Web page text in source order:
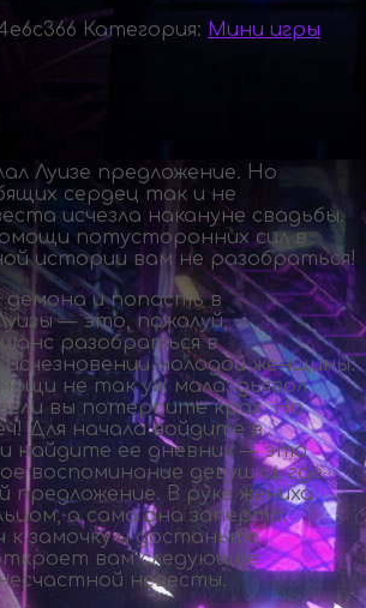
Категория: Мини игры
Луизе предложение. Но
сердец так и не
исчезла накануне свадьбы.
потусторонних сил в
истории вам не разобраться!
демона и попасть в
— это, пожалуй,
разобраться в
молодой женщины.
не так уж мала: дьявол
вы потерпите крах. Но
Для начала войдите в
найдите ее дневник — это
воспоминание девушки, где
предложение. В руке жениха
а сама она заперта.
замочку и достаньте
вам следующее
невесты.